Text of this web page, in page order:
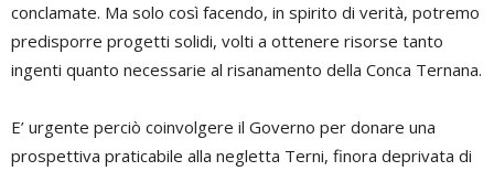
conclamate. Ma solo così facendo, in spirito di verità, potremo
predisporre progetti solidi, volti a ottenere risorse tanto
ingenti quanto necessarie al risanamento della Conca Ternana.
E’ urgente perciò coinvolgere il Governo per donare una
prospettiva praticabile alla negletta Terni, finora deprivata di